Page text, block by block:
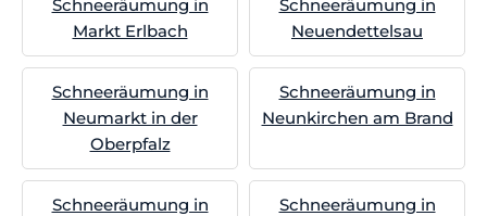
Schneeräumung in
Markt Erlbach
Schneeräumung in
Neuendettelsau
Schneeräumung in
Neumarkt in der
Oberpfalz
Schneeräumung in
Neunkirchen am Brand
Schneeräumung in
Schneeräumung in